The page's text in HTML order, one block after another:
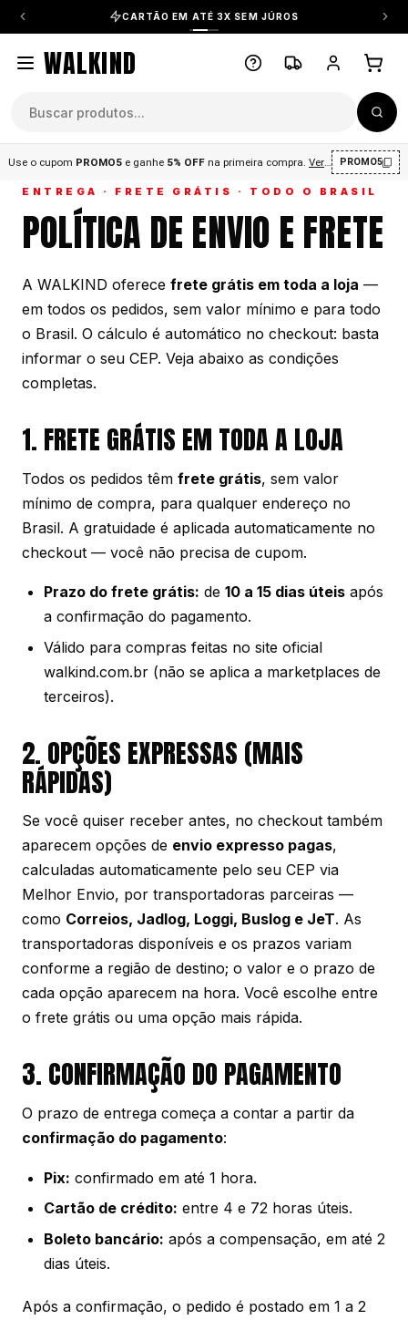
CARTÃO EM ATÉ 3X SEM JÚROS
WALKIND
Use o cupom PROMO5 e ganhe 5% OFF na primeira compra Ver condições .
PROMO5
ENTREGA · FRETE GRÁTIS · TODO O BRASIL
POLÍTICA DE ENVIO E FRETE
A WALKIND oferece frete grátis em toda a loja —
em todos os pedidos, sem valor mínimo e para todo
o Brasil. O cálculo é automático no checkout: basta
informar o seu CEP. Veja abaixo as condições
completas.
1. FRETE GRÁTIS EM TODA A LOJA
Todos os pedidos têm frete grátis, sem valor
mínimo de compra, para qualquer endereço no
Brasil. A gratuidade é aplicada automaticamente no
checkout — você não precisa de cupom.
Prazo do frete grátis: de 10 a 15 dias úteis após
a confirmação do pagamento.
Válido para compras feitas no site oficial
walkind.com.br (não se aplica a marketplaces de
terceiros).
2. OPÇÕES EXPRESSAS (MAIS
RÁPIDAS)
Se você quiser receber antes, no checkout também
aparecem opções de envio expresso pagas,
calculadas automaticamente pelo seu CEP via
Melhor Envio, por transportadoras parceiras —
como Correios, Jadlog, Loggi, Buslog e JeT. As
transportadoras disponíveis e os prazos variam
conforme a região de destino; o valor e o prazo de
cada opção aparecem na hora. Você escolhe entre
o frete grátis ou uma opção mais rápida.
3. CONFIRMAÇÃO DO PAGAMENTO
O prazo de entrega começa a contar a partir da
confirmação do pagamento:
Pix: confirmado em até 1 hora.
Cartão de crédito: entre 4 e 72 horas úteis.
Boleto bancário: após a compensação, em até 2
dias úteis.
Após a confirmação, o pedido é postado em 1 a 2